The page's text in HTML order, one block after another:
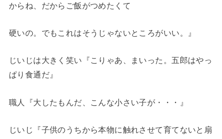
からね、だからご飯がつめたくて
硬いの。でもこれはそうじゃないところがいい。』
じいじは大きく笑い『こりゃあ、まいった。五郎はやっ
ぱり食通だ』
職人『大したもんだ、こんな小さい子が・・・』
じいじ『子供のうちから本物に触れさせて育てないと扇